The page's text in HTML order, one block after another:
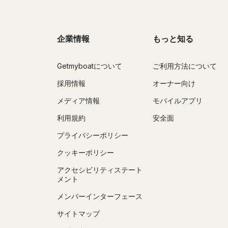
企業情報
Getmyboatについて
採用情報
メディア情報
利用規約
プライバシーポリシー
クッキーポリシー
アクセシビリティステート
メント
メンバーインターフェース
サイトマップ
もっと知る
ご利用方法について
オーナー向け
モバイルアプリ
安全面